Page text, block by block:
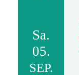
Sa.
05.
SEP.